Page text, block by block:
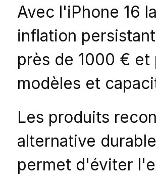
Avec l'iPhone 16
inflation
près de 1000 €
modèles et
Les produits
alternative
permet d'éviter